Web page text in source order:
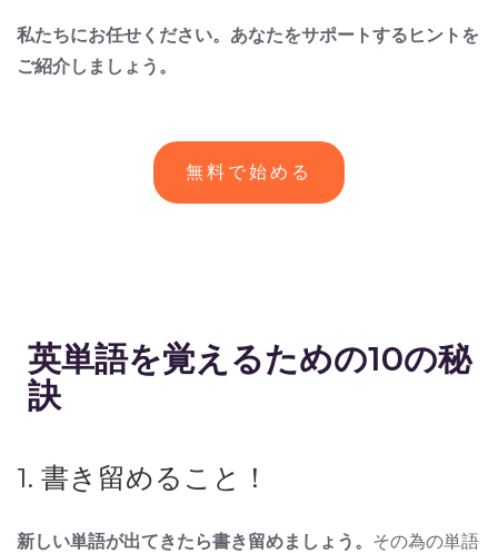
私たちにお任せください。あなたをサポートするヒントを
ご紹介しましょう。
無料で始める
英単語を覚えるための10の秘
訣
1. 書き留めること！
新しい単語が出てきたら書き留めましょう。 その為の単語